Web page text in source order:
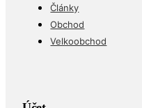
Články
Obchod
Velkoobchod